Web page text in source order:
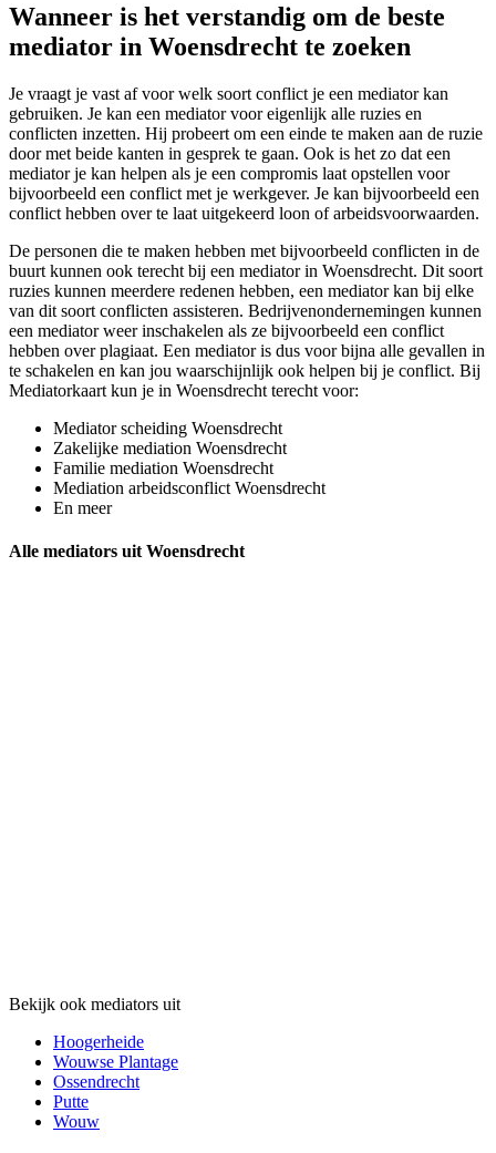
Wanneer is het verstandig om de beste
mediator in Woensdrecht te zoeken
Je vraagt je vast af voor welk soort conflict je een mediator kan
gebruiken. Je kan een mediator voor eigenlijk alle ruzies en
conflicten inzetten. Hij probeert om een einde te maken aan de ruzie
door met beide kanten in gesprek te gaan. Ook is het zo dat een
mediator je kan helpen als je een compromis laat opstellen voor
bijvoorbeeld een conflict met je werkgever. Je kan bijvoorbeeld een
conflict hebben over te laat uitgekeerd loon of arbeidsvoorwaarden.
De personen die te maken hebben met bijvoorbeeld conflicten in de
buurt kunnen ook terecht bij een mediator in Woensdrecht. Dit soort
ruzies kunnen meerdere redenen hebben, een mediator kan bij elke
van dit soort conflicten assisteren. Bedrijvenondernemingen kunnen
een mediator weer inschakelen als ze bijvoorbeeld een conflict
hebben over plagiaat. Een mediator is dus voor bijna alle gevallen in
te schakelen en kan jou waarschijnlijk ook helpen bij je conflict. Bij
Mediatorkaart kun je in Woensdrecht terecht voor:
Mediator scheiding Woensdrecht
Zakelijke mediation Woensdrecht
Familie mediation Woensdrecht
Mediation arbeidsconflict Woensdrecht
En meer
Alle mediators uit Woensdrecht
Bekijk ook mediators uit
Hoogerheide
Wouwse Plantage
Ossendrecht
Putte
Wouw